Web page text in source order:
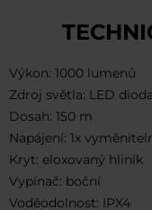
Výkon: 1000 lumenů
Zdroj světla: LED dioda
Dosah: 150 m
Napájení: 1x
Kryt: eloxovaný hliník
Vypínač: boční
Voděodolnost: IPX4